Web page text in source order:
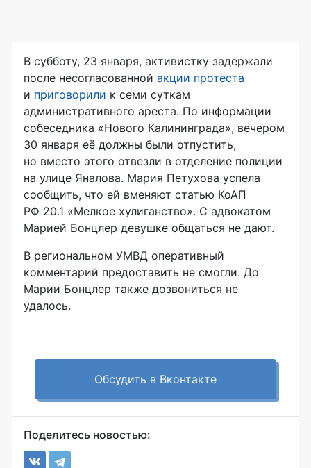
В субботу, 23 января, активистку задержали
после несогласованной акции протеста
и приговорили к семи суткам
административного ареста. По информации
собеседника «Нового Калининграда», вечером
30 января её должны были отпустить,
но вместо этого отвезли в отделение полиции
на улице Яналова. Мария Петухова успела
сообщить, что ей вменяют статью КоАП
РФ 20.1 «Мелкое хулиганство». С адвокатом
Марией Бонцлер девушке общаться не дают.
В региональном УМВД оперативный
комментарий предоставить не смогли. До
Марии Бонцлер также дозвониться не
удалось.
Обсудить в Вконтакте
Поделитесь новостью: